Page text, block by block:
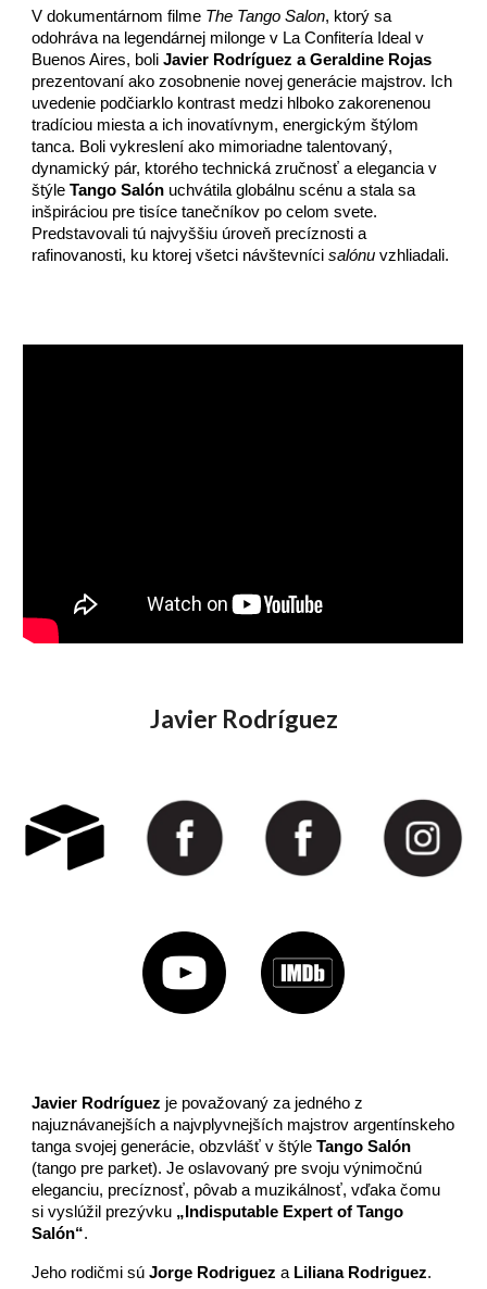
V dokumentárnom filme The Tango Salon, ktorý sa
odohráva na legendárnej milonge v La Confitería Ideal v
Buenos Aires, boliJavier Rodríguez a Geraldine Rojas
prezentovaní ako zosobnenie novej generácie majstrov. Ich
uvedenie podčiarklo kontrast medzi hlboko zakorenenou
tradíciou miesta a ich inovatívnym, energickým štýlom
tanca. Boli vykreslení ako mimoriadne talentovaný,
dynamický pár, ktorého technická zručnosť a elegancia v
štýleTango Salón uchvátila globálnu scénu a stala sa
inšpiráciou pre tisíce tanečníkov po celom svete.
Predstavovali tú najvyššiu úroveň precíznosti a
rafinovanosti, ku ktorej všetci návštevnícisalónu vzhliadali.
Javier Rodríguez
Javier Rodríguez je považovaný za jedného z
najuznávanejších a najvplyvnejších majstrov argentínskeho
tanga svojej generácie, obzvlášť v štýleTango Salón
(tango pre parket). Je oslavovaný pre svoju výnimočnú
eleganciu, precíznosť, pôvab a muzikálnosť, vďaka čomu
si vyslúžil prezývku „Indisputable Expert of Tango
Salón“.
Jeho rodičmi súJorge Rodriguez a Liliana Rodriguez.